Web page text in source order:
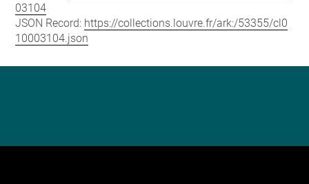
03104
JSON Record: https://collections.louvre.fr/ark:/53355/cl0
10003104.json